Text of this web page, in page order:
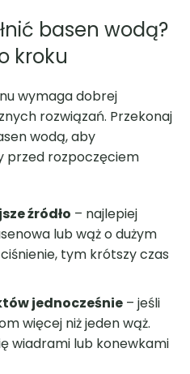
basen wodą?
kroku
wymaga dobrej
rozwiązań. Przekonaj
wodą, aby
przed rozpoczęciem
źródło – najlepiej
lub wąż o dużym
tym krótszy czas
jednocześnie – jeśli
więcej niż jeden wąż.
wiadrami lub konewkami